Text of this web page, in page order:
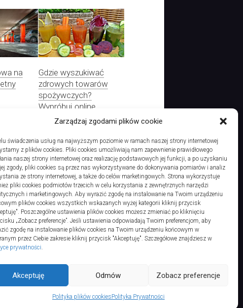
Zarządzaj zgodami plików cookie
świadczenia usług na najwyższym poziomie w ramach naszej strony internetowej
z plików cookies. Pliki cookies umożliwiają nam zapewnienie prawidłowego
naszej strony internetowej oraz realizację podstawowych jej funkcji, a po uzyskaniu
zgody, pliki cookies są przez nas wykorzystywane do dokonywania pomiarów i analiz
ze strony internetowej, a także do celów marketingowych. Strona wykorzystuje
pliki cookies podmiotów trzecich w celu korzystania z zewnętrznych narzędzi
i marketingowych. Aby wyrazić zgodę na instalowanie na Twoim urządzeniu
plików cookies wszystkich wskazanych wyżej kategorii kliknij przycisk
Poszczególne ustawienia plików cookies możesz zmieniać po kliknięciu
„Zobacz preferencje”. Jeśli ustawienia odpowiadają Twoim preferencjom, aby
zgodę na instalowanie plików cookies na Twoim urządzeniu końcowym w
przez Ciebie zakresie kliknij przycisk "Akceptuję". Szczegółowe znajdziesz w
prywatności.
Akceptuję Odmów Zobacz preferencje
Polityka plików cookiesPolityka Prywatności
na
Gdzie wyszukiwać
zdrowych towarów
spożywczych?
Wypróbuj online
NEXT
Czy można w naszym kraju legalnie pilotować samoloty
Rights Reserved.